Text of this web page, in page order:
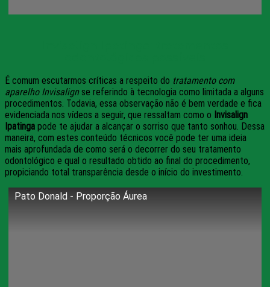
É comum escutarmos críticas a respeito do tratamento com
aparelho Invisalignse referindo à tecnologia como limitada a alguns
procedimentos. Todavia, essa observação não é bem verdade e fica
evidenciada nos vídeos a seguir, que ressaltam como o Invisalign
Ipatinga pode te ajudar a alcançar o sorriso que tanto sonhou. Dessa
maneira, com estes conteúdo técnicos você pode ter uma ideia
mais aprofundada de como será o decorrer do seu tratamento
odontológico e qual o resultado obtido ao final do procedimento,
propiciando total transparência desde o início do investimento.
Pato Donald - Proporção Áurea